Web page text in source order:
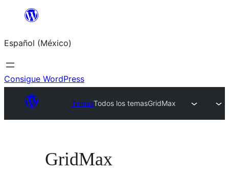
Saltar
contenido
Español (México)
Consigue WordPress
TemasTodos los temasGridMax
GridMax